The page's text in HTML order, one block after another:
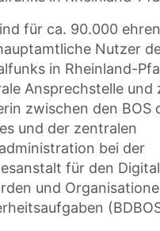
für ca. 90.000
Nutzer
in Rheinland-
Ansprechstelle und
zwischen den BOS
und der zentralen
bei der
für den
und